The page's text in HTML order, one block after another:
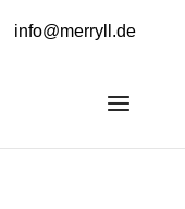
info@merryll.de